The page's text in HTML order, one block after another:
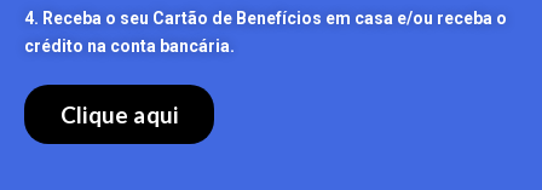
4. Receba o seu Cartão de Benefícios em casa e/ou receba o
crédito na conta bancária.
Clique aqui